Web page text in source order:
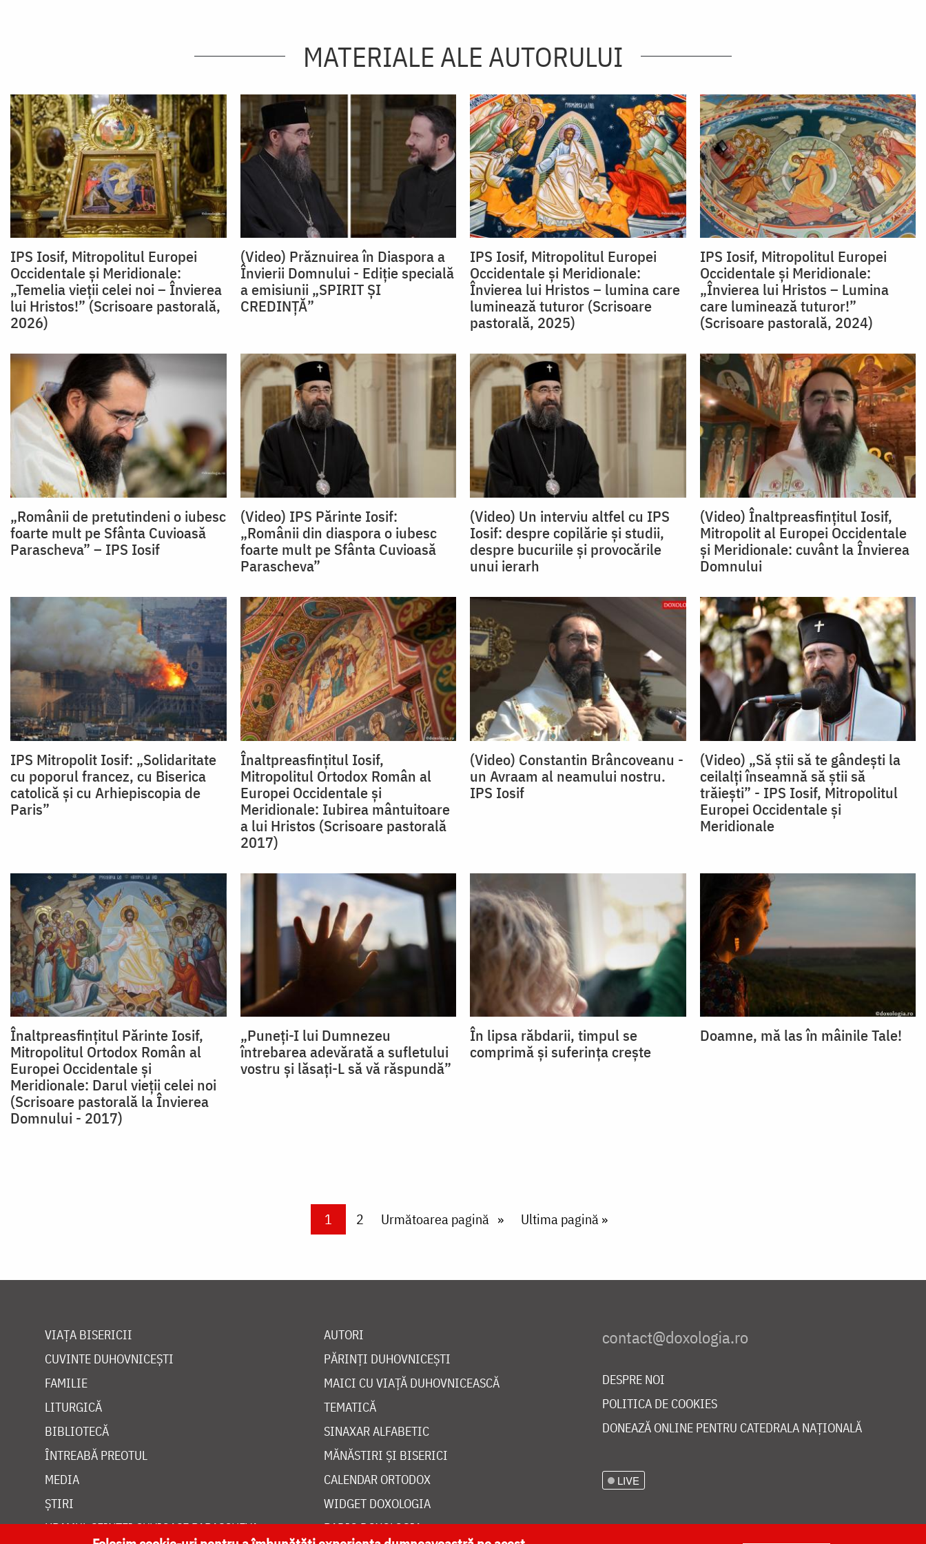
MATERIALE ALE AUTORULUI
IPS Iosif, Mitropolitul Europei
Occidentale și Meridionale:
„Temelia vieții celei noi – Învierea
lui Hristos!” (Scrisoare pastorală,
2026)
(Video) Prăznuirea în Diaspora a
Învierii Domnului - Ediţie specială
a emisiunii „SPIRIT ȘI
CREDINȚĂ”
IPS Iosif, Mitropolitul Europei
Occidentale și Meridionale:
Învierea lui Hristos – lumina care
luminează tuturor (Scrisoare
pastorală, 2025)
IPS Iosif, Mitropolitul Europei
Occidentale și Meridionale:
„Învierea lui Hristos – Lumina
care luminează tuturor!”
(Scrisoare pastorală, 2024)
„Românii de pretutindeni o iubesc
foarte mult pe Sfânta Cuvioasă
Parascheva” – IPS Iosif
(Video) IPS Părinte Iosif:
„Românii din diaspora o iubesc
foarte mult pe Sfânta Cuvioasă
Parascheva”
(Video) Un interviu altfel cu IPS
Iosif: despre copilărie și studii,
despre bucuriile și provocările
unui ierarh
(Video) Înaltpreasfințitul Iosif,
Mitropolit al Europei Occidentale
și Meridionale: cuvânt la Învierea
Domnului
IPS Mitropolit Iosif: „Solidaritate
cu poporul francez, cu Biserica
catolică și cu Arhiepiscopia de
Paris”
Înaltpreasfințitul Iosif,
Mitropolitul Ortodox Român al
Europei Occidentale și
Meridionale: Iubirea mântuitoare
a lui Hristos (Scrisoare pastorală
2017)
(Video) Constantin Brâncoveanu -
un Avraam al neamului nostru.
IPS Iosif
(Video) „Să știi să te gândești la
ceilalți înseamnă să știi să
trăiești” - IPS Iosif, Mitropolitul
Europei Occidentale și
Meridionale
Înaltpreasfințitul Părinte Iosif,
Mitropolitul Ortodox Român al
Europei Occidentale și
Meridionale: Darul vieţii celei noi
(Scrisoare pastorală la Învierea
Domnului - 2017)
„Puneți-I lui Dumnezeu
întrebarea adevărată a sufletului
vostru și lăsați-L să vă răspundă”
În lipsa răbdarii, timpul se
comprimă și suferința crește
Doamne, mă las în mâinile Tale!
Current page
1 Page
2 Next page
Următoarea pagină Last page
Ultima pagină »
VIAȚA BISERICII
CUVINTE DUHOVNICEȘTI
FAMILIE
LITURGICĂ
BIBLIOTECĂ
ÎNTREABĂ PREOTUL
MEDIA
ȘTIRI
HRAMUL SFINTEI CUVIOASE PARASCHEVA
AUTORI
PĂRINȚI DUHOVNICEȘTI
MAICI CU VIAȚĂ DUHOVNICEASCĂ
TEMATICĂ
SINAXAR ALFABETIC
MĂNĂSTIRI ȘI BISERICI
CALENDAR ORTODOX
WIDGET DOXOLOGIA
RADIO DOXOLOGIA
DESPRE NOI
POLITICA DE COOKIES
DONEAZĂ ONLINE PENTRU CATEDRALA NAȚIONALĂ
LIVE